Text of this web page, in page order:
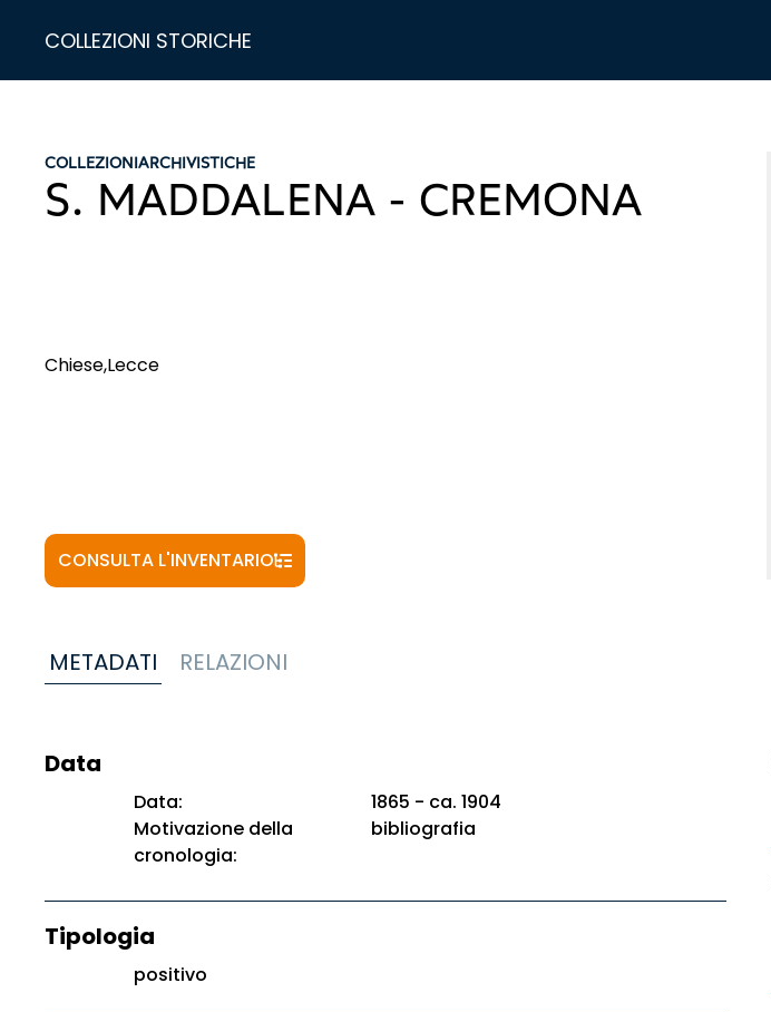
COLLEZIONI STORICHE
COLLEZIONIARCHIVISTICHE
S. MADDALENA - CREMONA
Chiese,Lecce
CONSULTA L'INVENTARIO
METADATI RELAZIONI
Data
Data:
1865 - ca. 1904
Motivazione della
cronologia:
bibliografia
Tipologia
positivo